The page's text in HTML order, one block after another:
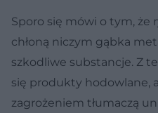
Sporo się mówi o tym, że
chłoną niczym gąbka
szkodliwe substancje. Z
się produkty hodowlane,
zagrożeniem tłumaczą